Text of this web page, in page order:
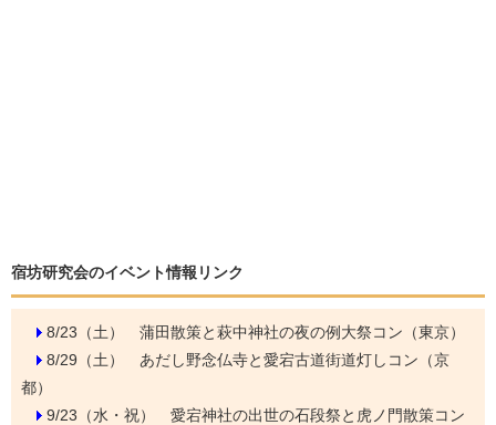
宿坊研究会のイベント情報リンク
8/23（土） 蒲田散策と萩中神社の夜の例大祭コン（東京）
8/29（土） あだし野念仏寺と愛宕古道街道灯しコン（京
都）
9/23（水・祝） 愛宕神社の出世の石段祭と虎ノ門散策コン